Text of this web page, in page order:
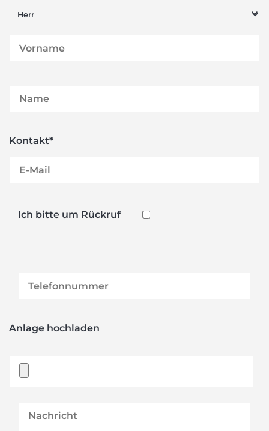
Pflichtfeld
Kontakt*
Ich bitte um Rückruf
Anlage hochladen